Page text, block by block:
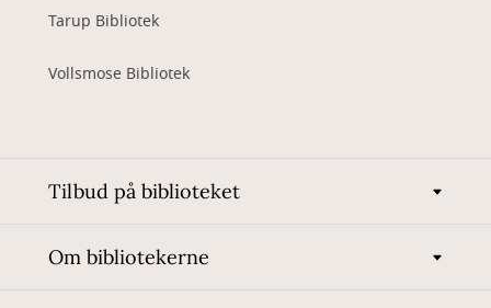
Tarup Bibliotek
Vollsmose Bibliotek
Tilbud på biblioteket
Om bibliotekerne